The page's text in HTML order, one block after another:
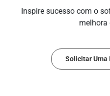
Inspire sucesso com o
melhora
Solicitar Uma